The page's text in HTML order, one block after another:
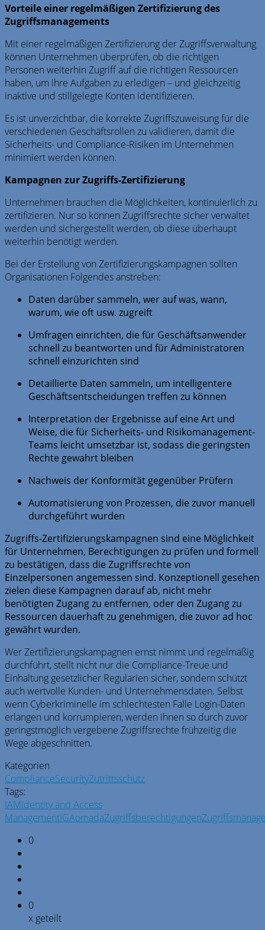
Vorteile einer regelmäßigen Zertifizierung des
Zugriffsmanagements
Mit einer regelmäßigen Zertifizierung der Zugriffsverwaltung
können Unternehmen überprüfen, ob die richtigen
Personen weiterhin Zugriff auf die richtigen Ressourcen
haben, um ihre Aufgaben zu erledigen – und gleichzeitig
inaktive und stillgelegte Konten identifizieren.
Es ist unverzichtbar, die korrekte Zugriffszuweisung für die
verschiedenen Geschäftsrollen zu validieren, damit die
Sicherheits- und Compliance-Risiken im Unternehmen
minimiert werden können.
Kampagnen zur Zugriffs-Zertifizierung
Unternehmen brauchen die Möglichkeiten, kontinuierlich zu
zertifizieren. Nur so können Zugriffsrechte sicher verwaltet
werden und sichergestellt werden, ob diese überhaupt
weiterhin benötigt werden.
Bei der Erstellung von Zertifizierungskampagnen sollten
Organisationen Folgendes anstreben:
Daten darüber sammeln, wer auf was, wann,
warum, wie oft usw. zugreift
Umfragen einrichten, die für Geschäftsanwender
schnell zu beantworten und für Administratoren
schnell einzurichten sind
Detaillierte Daten sammeln, um intelligentere
Geschäftsentscheidungen treffen zu können
Interpretation der Ergebnisse auf eine Art und
Weise, die für Sicherheits- und Risikomanagement-
Teams leicht umsetzbar ist, sodass die geringsten
Rechte gewahrt bleiben
Nachweis der Konformität gegenüber Prüfern
Automatisierung von Prozessen, die zuvor manuell
durchgeführt wurden
Zugriffs-Zertifizierungskampagnen sind eine Möglichkeit
für Unternehmen, Berechtigungen zu prüfen und formell
zu bestätigen, dass die Zugriffsrechte von
Einzelpersonen angemessen sind. Konzeptionell gesehen
zielen diese Kampagnen darauf ab, nicht mehr
benötigten Zugang zu entfernen, oder den Zugang zu
Ressourcen dauerhaft zu genehmigen, die zuvor ad hoc
gewährt wurden.
Wer Zertifizierungskampagnen ernst nimmt und regelmäßig
durchführt, stellt nicht nur die Compliance-Treue und
Einhaltung gesetzlicher Regularien sicher, sondern schützt
auch wertvolle Kunden- und Unternehmensdaten. Selbst
wenn Cyberkriminelle im schlechtesten Falle Login-Daten
erlangen und korrumpieren, werden ihnen so durch zuvor
geringstmöglich vergebene Zugriffsrechte frühzeitig die
Wege abgeschnitten.
Kategorien
ComplianceSecurityZutrittsschutz
Tags:
IAMIdentity and Access
ManagementIGAomadaZugriffsberechtigungen
0
0
x geteilt